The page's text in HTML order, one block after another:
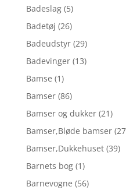
Badeslag (5)
Badetøj (26)
Badeudstyr (29)
Badevinger (13)
Bamse (1)
Bamser (86)
Bamser og dukker (21)
Bamser,Bløde bamser
Bamser,Dukkehuset (39)
Barnets bog (1)
Barnevogne (56)